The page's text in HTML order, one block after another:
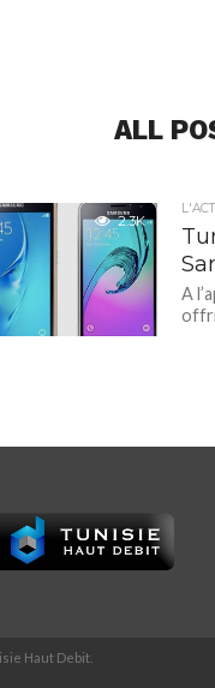
ALL
2.3K
A
Haut Debit.